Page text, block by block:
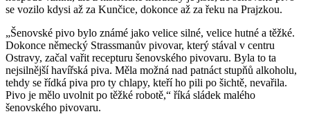
se vozilo kdysi až za Kunčice, dokonce až za řeku na Prajzkou.
„Šenovské pivo bylo známé jako velice silné, velice hutné a těžké.
Dokonce německý Strassmanův pivovar, který stával v centru
Ostravy, začal vařit recepturu šenovského pivovaru. Byla to ta
nejsilnější havířská piva. Měla možná nad patnáct stupňů alkoholu,
tehdy se řídká piva pro ty chlapy, kteří ho pili po šichtě, nevařila.
Pivo je mělo uvolnit po těžké robotě,“ říká sládek malého
šenovského pivovaru.